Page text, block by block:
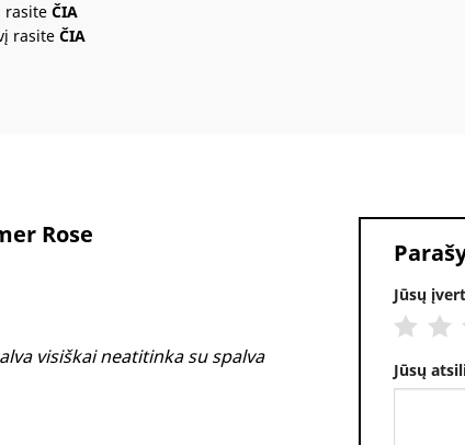
rasite ČIA
rasite ČIA
Rose
visiškai neatitinka su spalva
Jūsų
Jūsų